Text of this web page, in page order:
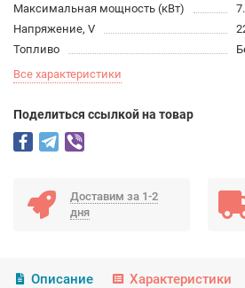
Максимальная мощность (кВт)
Напряжение, V
Топливо
Все характеристики
Поделиться ссылкой на товар
Доставим за 1-2
дня
Описание Характеристики